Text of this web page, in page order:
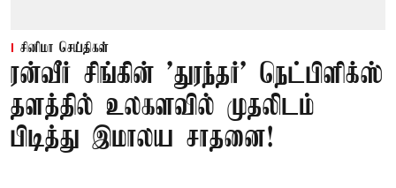
சினிமா செய்திகள்
ரன்வீர் சிங்கின் 'துரந்தர்' நெட்பிளிக்ஸ்
தளத்தில் உலகளவில் முதலிடம்
பிடித்து இமாலய சாதனை!